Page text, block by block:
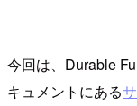
今回は、Durable
キュメントにある